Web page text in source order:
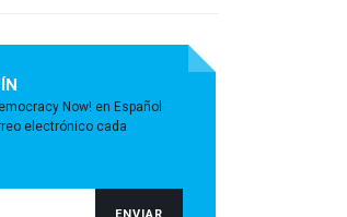
Now! en Español
electrónico cada